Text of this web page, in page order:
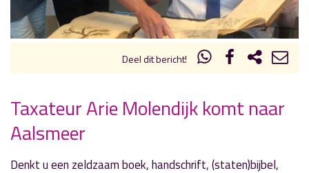
Deel dit bericht!
» Volgend nieuwsbericht
Kruising Beethovenlaan-Haydnstraat
afgesloten
Taxateur Arie Molendijk komt naar
Aalsmeer
Denkt u een zeldzaam boek, handschrift, (staten)bijbel,